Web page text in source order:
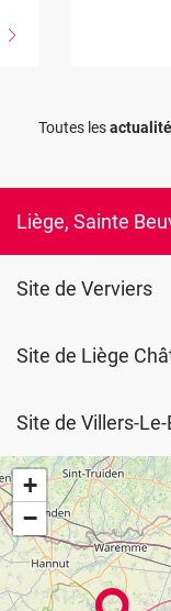
Toutes les
+
−
Liège, Sainte
Site de Verviers
Site de Liège
Site de Villers-